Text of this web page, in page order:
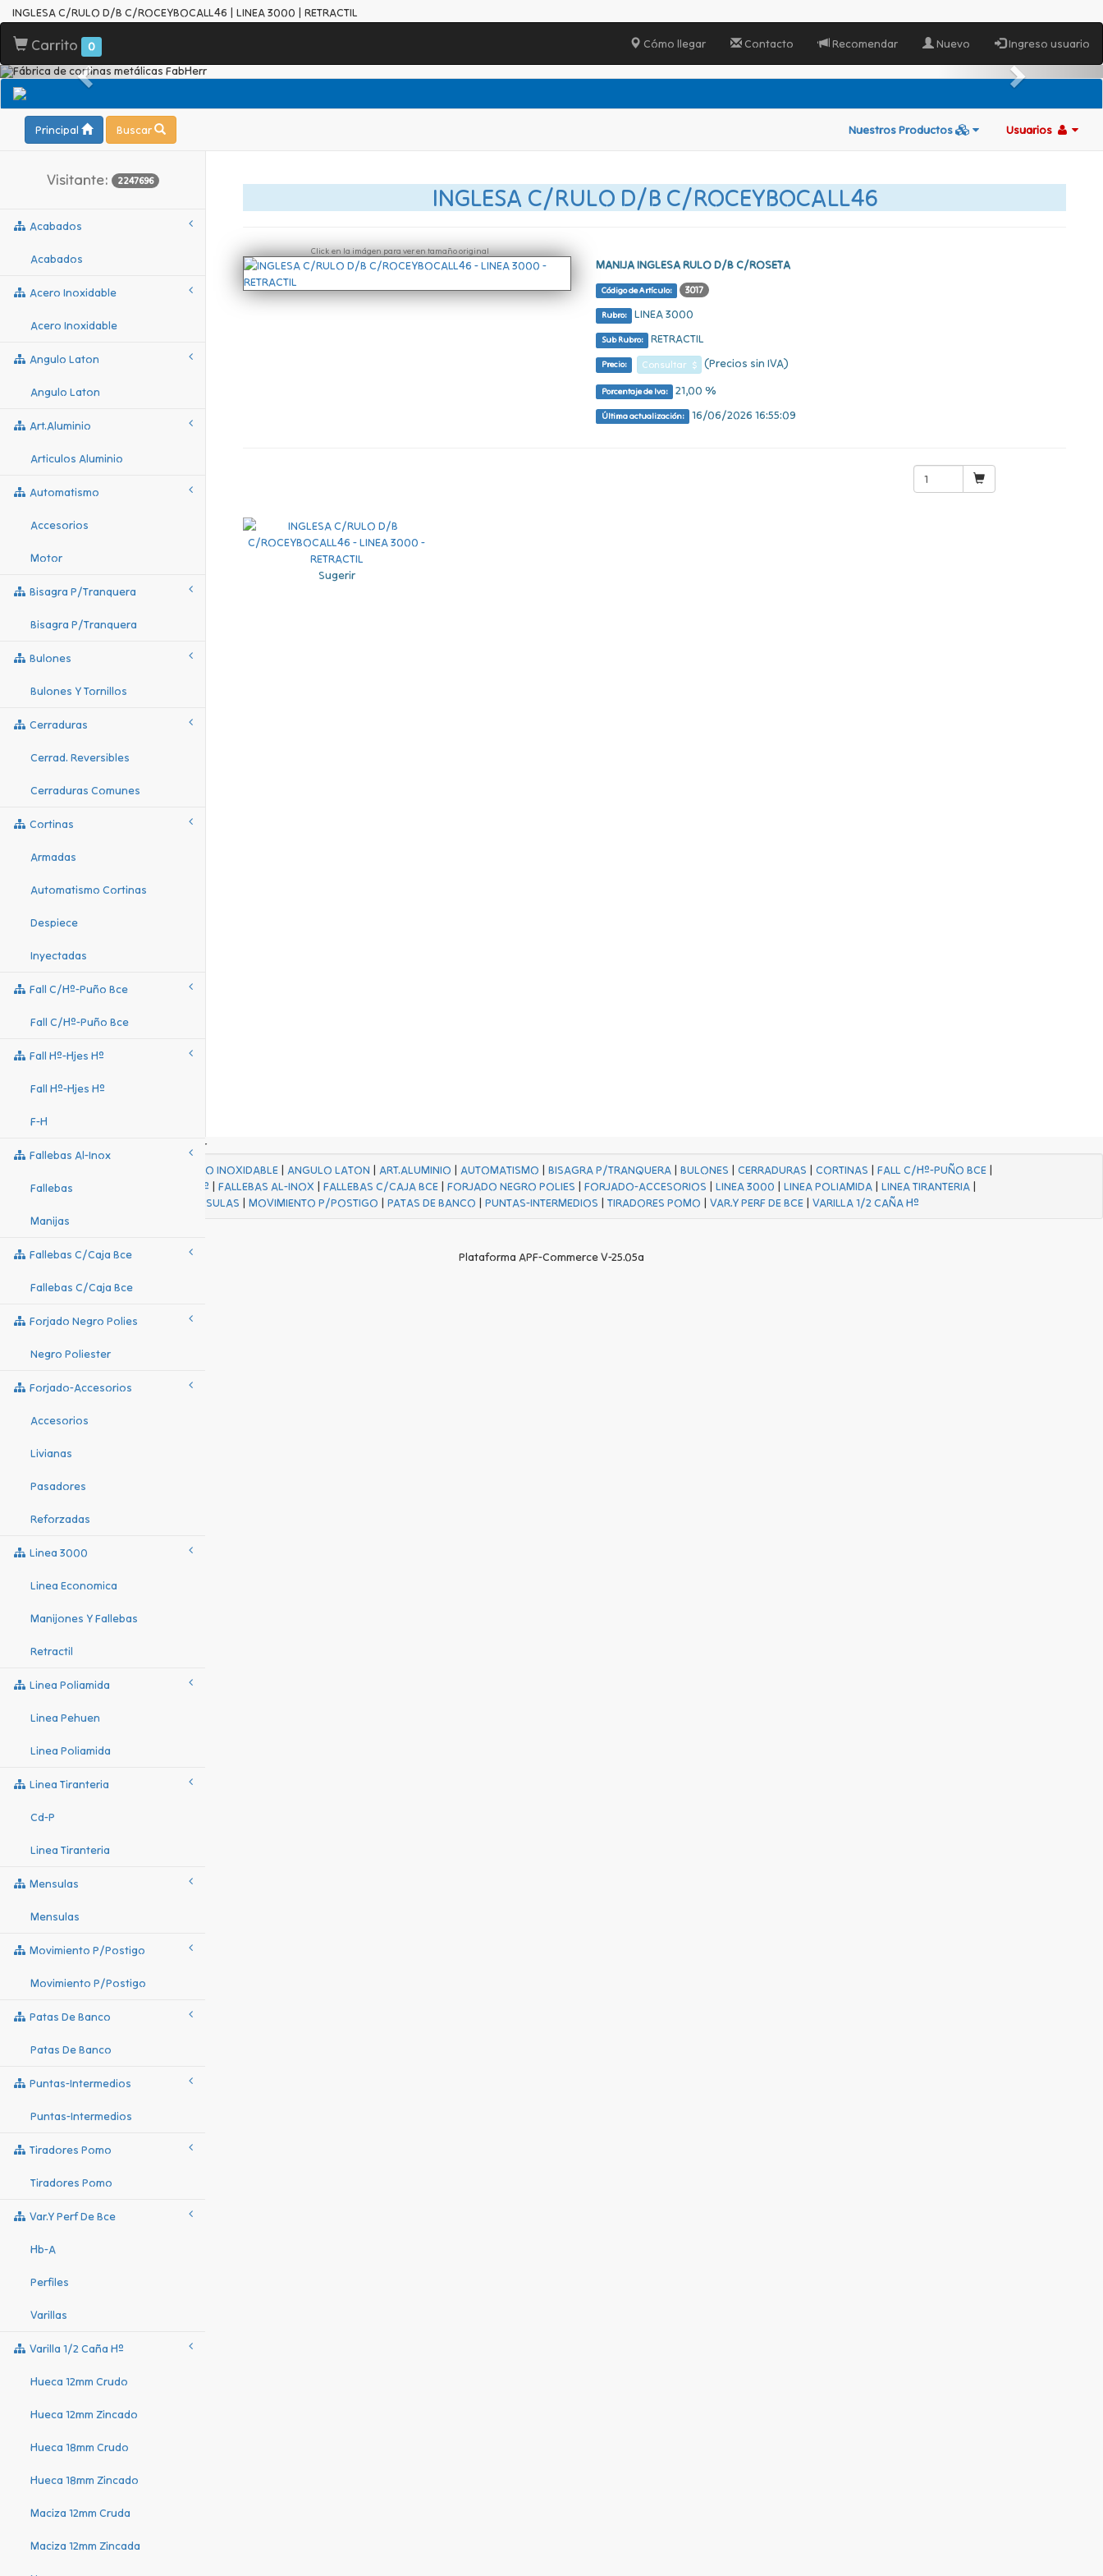
INGLESA C/RULO D/B C/ROCEYBOCALL46 | LINEA 3000 | RETRACTIL
Carrito 0 Cómo llegar Contacto Recomendar Nuevo Ingreso usuario
Principal Buscar Nuestros Productos Usuarios
Visitante: 2247696
Acabados
Acabados
Acero Inoxidable
Acero Inoxidable
Angulo Laton
Angulo Laton
Art.aluminio
Articulos Aluminio
Automatismo
Accesorios
Motor
Bisagra P/tranquera
Bisagra P/tranquera
Bulones
Bulones Y Tornillos
Cerraduras
Cerrad. Reversibles
Cerraduras Comunes
Cortinas
Armadas
Automatismo Cortinas
Despiece
Inyectadas
Fall C/hº-Puño Bce
Fall C/hº-Puño Bce
Fall Hº-Hjes Hº
Fall Hº-Hjes Hº
F-H
Fallebas Al-Inox
Fallebas
Manijas
Fallebas C/caja Bce
Fallebas C/caja Bce
Forjado Negro Polies
Negro Poliester
Forjado-Accesorios
Accesorios
Livianas
Pasadores
Reforzadas
Linea 3000
Linea Economica
Manijones Y Fallebas
Retractil
Linea Poliamida
Linea Pehuen
Linea Poliamida
Linea Tiranteria
Cd-P
Linea Tiranteria
Mensulas
Mensulas
Movimiento P/postigo
Movimiento P/postigo
Patas De Banco
Patas De Banco
Puntas-Intermedios
Puntas-Intermedios
Tiradores Pomo
Tiradores Pomo
Var.y Perf De Bce
Hb-A
Perfiles
Varillas
Varilla 1/2 Caña Hº
Hueca 12mm Crudo
Hueca 12mm Zincado
Hueca 18mm Crudo
Hueca 18mm Zincado
Maciza 12mm Cruda
Maciza 12mm Zincada
INGLESA C/RULO D/B C/ROCEYBOCALL46
Click en la imágen para ver en tamaño original
MANIJA INGLESA RULO D/B C/ROSETA
Código de Artículo: 3017
Rubro: LINEA 3000
Sub Rubro: RETRACTIL
Precio: Consultar $ (Precios sin IVA)
Porcentaje de Iva: 21,00 %
Última actualización: 16/06/2026 16:55:09
Sugerir
ACERO INOXIDABLE| ANGULO LATON | ART.ALUMINIO | AUTOMATISMO | BISAGRA P/TRANQUERA| BULONES | CERRADURAS | CORTINAS | FALL C/Hº-PUÑO BCE|
FALL Hº-HJES Hº |FALLEBAS AL-INOX |FALLEBAS C/CAJA BCE |FORJADO NEGRO POLIES |FORJADO-ACCESORIOS |LINEA 3000 |LINEA POLIAMIDA |LINEA TIRANTERIA |
MENSULAS | MOVIMIENTO P/POSTIGO | PATAS DE BANCO | PUNTAS-INTERMEDIOS | TIRADORES POMO | VAR.Y PERF DE BCE| VARILLA 1/2 CAÑA Hº
Plataforma APF-Commerce V-25.05a